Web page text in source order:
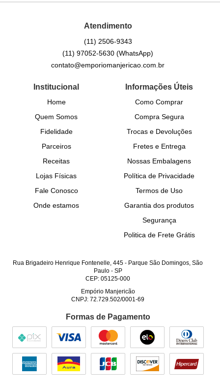
Atendimento
(11) 2506-9343
(11) 97052-5630(WhatsApp)
contato@emporiomanjericao.com.br
Institucional
Home
Quem Somos
Fidelidade
Parceiros
Receitas
Lojas Físicas
Fale Conosco
Onde estamos
Informações Úteis
Como Comprar
Compra Segura
Trocas e Devoluções
Fretes e Entrega
Nossas Embalagens
Política de Privacidade
Termos de Uso
Garantia dos produtos
Segurança
Politica de Frete Grátis
Rua Brigadeiro Henrique Fontenelle, 445 - Parque São Domingos, São
Paulo- SP
CEP: 05125-000
Empório Manjericão
CNPJ: 72.729.502/0001-69
Formas de Pagamento